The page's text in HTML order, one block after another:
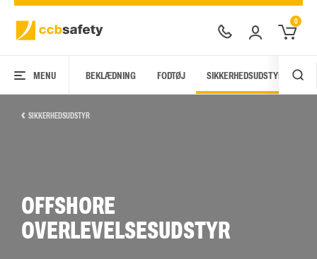
0
MENU BEKLÆDNING FODTØJ SIKKERHEDSUDSTYR
SIKKERHEDSUDSTYR
OFFSHORE
OVERLEVELSESUDSTYR